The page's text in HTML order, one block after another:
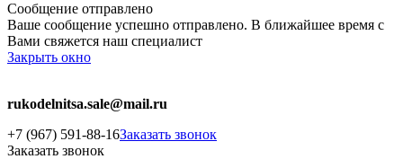
Сообщение отправлено
Ваше сообщение успешно отправлено. В ближайшее время с
Вами свяжется наш специалист
Закрыть окно
rukodelnitsa.sale@mail.ru
+7 (967) 591-88-16Заказать звонок
Заказать звонок